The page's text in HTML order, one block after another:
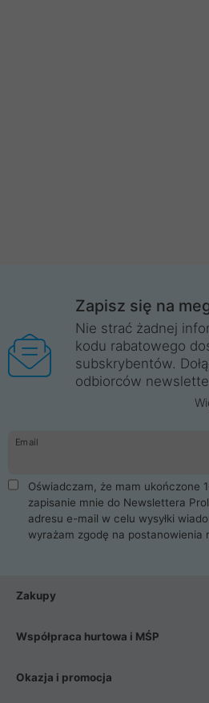
Zapisz się na
Nie strać żadnej
kodu rabatowego
subskrybentów.
odbiorców
Email
Oświadczam, że mam ukończone
zapisanie mnie do Newslettera
adresu e-mail w celu wysyłki
wyrażam zgodę na postanowienia
Zakupy
Współpraca hurtowa i MŚP
Okazja i promocja